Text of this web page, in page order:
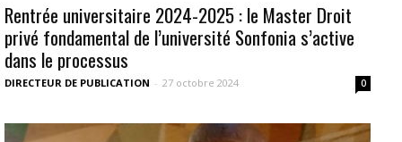
Rentrée universitaire 2024-2025 : le Master Droit
privé fondamental de l’université Sonfonia s’active
dans le processus
DIRECTEUR DE PUBLICATION - 27 octobre 2024 0